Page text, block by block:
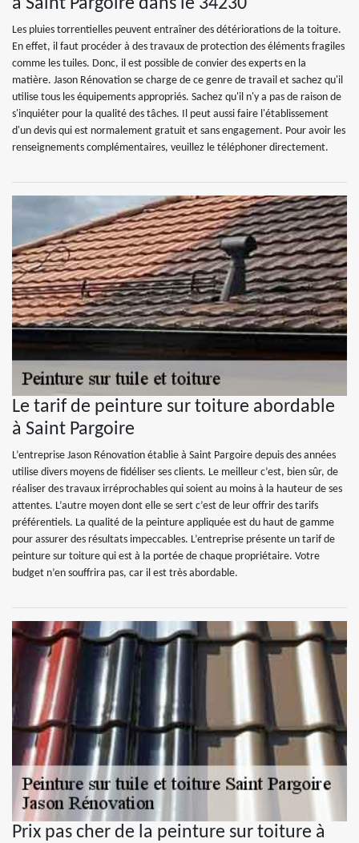
à Saint Pargoire dans le 34230
Les pluies torrentielles peuvent entraîner des détériorations de la toiture.
En effet, il faut procéder à des travaux de protection des éléments fragiles
comme les tuiles. Donc, il est possible de convier des experts en la
matière. Jason Rénovation se charge de ce genre de travail et sachez qu'il
utilise tous les équipements appropriés. Sachez qu'il n'y a pas de raison de
s'inquiéter pour la qualité des tâches. Il peut aussi faire l'établissement
d'un devis qui est normalement gratuit et sans engagement. Pour avoir les
renseignements complémentaires, veuillez le téléphoner directement.
Le tarif de peinture sur toiture abordable
à Saint Pargoire
L’entreprise Jason Rénovation établie à Saint Pargoire depuis des années
utilise divers moyens de fidéliser ses clients. Le meilleur c’est, bien sûr, de
réaliser des travaux irréprochables qui soient au moins à la hauteur de ses
attentes. L’autre moyen dont elle se sert c’est de leur offrir des tarifs
préférentiels. La qualité de la peinture appliquée est du haut de gamme
pour assurer des résultats impeccables. L’entreprise présente un tarif de
peinture sur toiture qui est à la portée de chaque propriétaire. Votre
budget n’en souffrira pas, car il est très abordable.
Prix pas cher de la peinture sur toiture à